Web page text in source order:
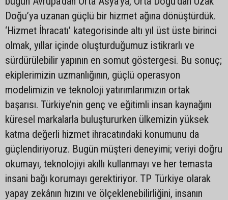
Doğu’ya uzanan güçlü bir hizmet ağına dönüştürdük.
‘Hizmet İhracatı’ kategorisinde altı yıl üst üste birinci
olmak, yıllar içinde oluşturduğumuz istikrarlı ve
sürdürülebilir yapının en somut göstergesi. Bu sonuç;
ekiplerimizin uzmanlığının, güçlü operasyon
modelimizin ve teknoloji yatırımlarımızın ortak
başarısı. Türkiye’nin genç ve eğitimli insan kaynağını
küresel markalarla buluştururken ülkemizin yüksek
katma değerli hizmet ihracatındaki konumunu da
güçlendiriyoruz. Bugün müşteri deneyimi; veriyi doğru
okumayı, teknolojiyi akıllı kullanmayı ve her temasta
insani bağı korumayı gerektiriyor. TP Türkiye olarak
yapay zekânın hızını ve ölçeklenebilirliğini, insanın